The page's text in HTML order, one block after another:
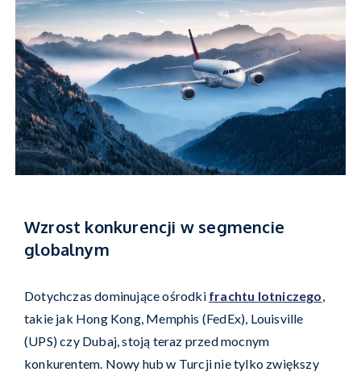
Wzrost konkurencji w segmencie
globalnym
Dotychczas dominujące ośrodki frachtu lotniczego
takie jak Hong Kong, Memphis (FedEx), Louisville
(UPS) czy Dubaj, stoją teraz przed mocnym
konkurentem. Nowy hub w Turcji nie tylko zwiększy